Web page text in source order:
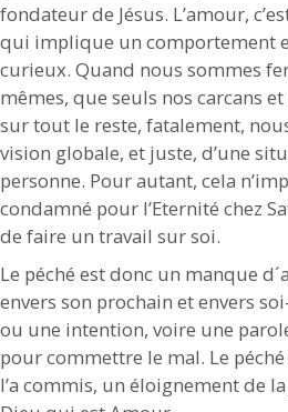
fondateur de Jésus. L’amour,
qui implique un comportement
curieux. Quand nous sommes
mêmes, que seuls nos carcans
sur tout le reste, fatalement,
vision globale, et juste, d’une
personne. Pour autant, cela
condamné pour l’Eternité chez
de faire un travail sur soi.
Le péché est donc un manque
envers son prochain et envers
ou une intention, voire une
pour commettre le mal. Le
l’a commis, un éloignement de